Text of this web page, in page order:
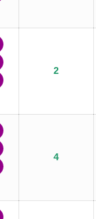
2
4